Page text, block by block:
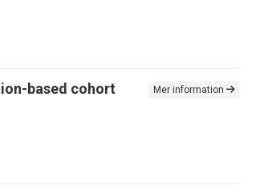
based cohort
Mer information